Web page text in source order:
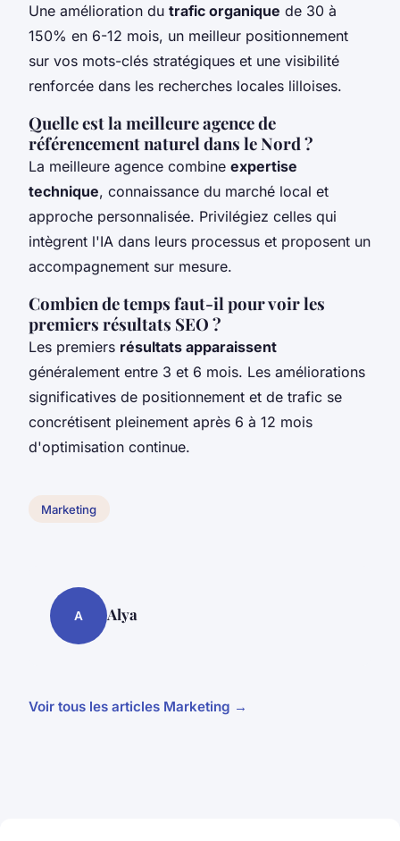
Une amélioration du trafic organique de 30 à
150% en 6-12 mois, un meilleur positionnement
sur vos mots-clés stratégiques et une visibilité
renforcée dans les recherches locales lilloises.
Quelle est la meilleure agence de
référencement naturel dans le Nord ?
La meilleure agence combine expertise
technique, connaissance du marché local et
approche personnalisée. Privilégiez celles qui
intègrent l'IA dans leurs processus et proposent un
accompagnement sur mesure.
Combien de temps faut-il pour voir les
premiers résultats SEO ?
Les premiers résultats apparaissent
généralement entre 3 et 6 mois. Les améliorations
significatives de positionnement et de trafic se
concrétisent pleinement après 6 à 12 mois
d'optimisation continue.
Marketing
A Alya
Voir tous les articles Marketing →